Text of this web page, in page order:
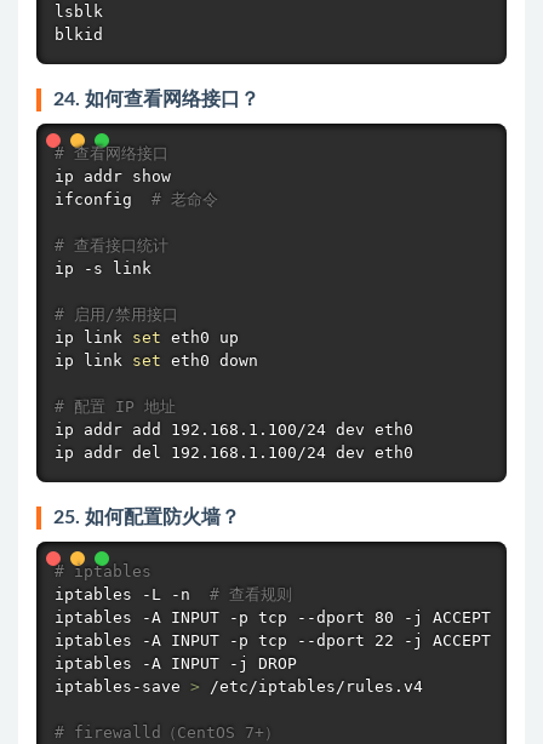
lsblk
blkid
24. 如何查看网络接口？
# 查看网络接口
ifconfig
# 老命令
# 查看接口统计
ip -s link
# 启用/禁用接口
ip link set eth0 up
ip link set eth0 down
# 配置 IP 地址
ip addr add 192.168.1.100/24 dev eth0
ip addr del 192.168.1.100/24 dev eth0
25. 如何配置防火墙？
# iptables
iptables -L -n # 查看规则
iptables -A INPUT -p tcp --dport 80 -j ACCEPT
iptables -A INPUT -p tcp --dport 22 -j ACCEPT
iptables -A INPUT -j DROP
iptables-save > /etc/iptables/rules.v4
# firewalld（CentOS 7+）